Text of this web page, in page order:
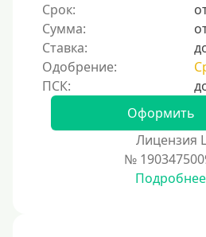
Срок:
Сумма:
Ставка:
Одобрение:
Оформить
Лицензия
№
Подробнее